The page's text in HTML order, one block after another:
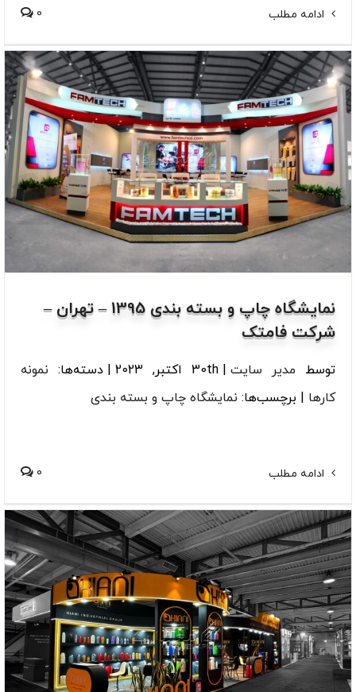
ادامه مطلب 0
نمایشگاه چاپ و بسته بندی 1395 – تهران –
شرکت فامتک
توسط مدیر سایت | 30th اکتبر, 2023 | دسته‌ها: نمونه
کارها | برچسب‌ها: نمایشگاه چاپ و بسته بندی
ادامه مطلب 0